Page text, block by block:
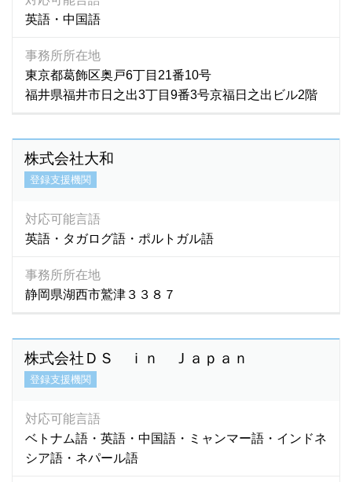
英語・中国語
事務所所在地
東京都葛飾区奥戸6丁目21番10号
福井県福井市日之出3丁目9番3号京福日之出ビル2階
株式会社大和
登録支援機関
対応可能言語
英語・タガログ語・ポルトガル語
事務所所在地
静岡県湖西市鷲津３３８７
株式会社ＤＳ ｉｎ Ｊａｐａｎ
登録支援機関
対応可能言語
ベトナム語・英語・中国語・ミャンマー語・インドネ
シア語・ネパール語